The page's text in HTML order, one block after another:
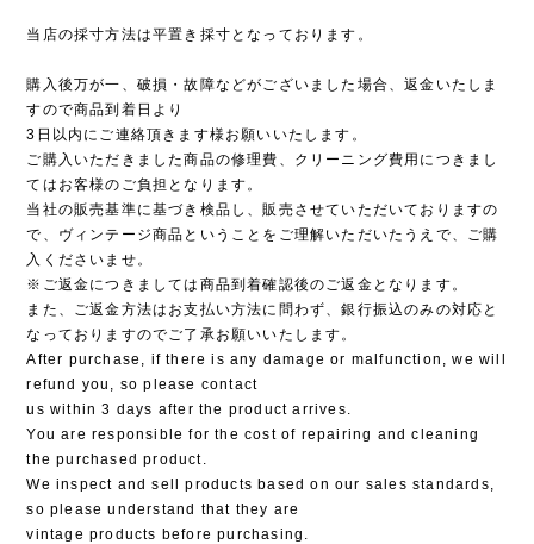
当店の採寸方法は平置き採寸となっております。
購入後万が一、破損・故障などがございました場合、返金いたしま
すので商品到着日より
3日以内にご連絡頂きます様お願いいたします。
ご購入いただきました商品の修理費、クリーニング費用につきまし
てはお客様のご負担となります。
当社の販売基準に基づき検品し、販売させていただいておりますの
で、ヴィンテージ商品ということをご理解いただいたうえで、ご購
入くださいませ。
※ご返金につきましては商品到着確認後のご返金となります。
また、ご返金方法はお支払い方法に問わず、銀行振込のみの対応と
なっておりますのでご了承お願いいたします。
After purchase, if there is any damage or malfunction, we will
refund you, so please contact
us within 3 days after the product arrives.
You are responsible for the cost of repairing and cleaning
the purchased product.
We inspect and sell products based on our sales standards,
so please understand that they are
vintage products before purchasing.